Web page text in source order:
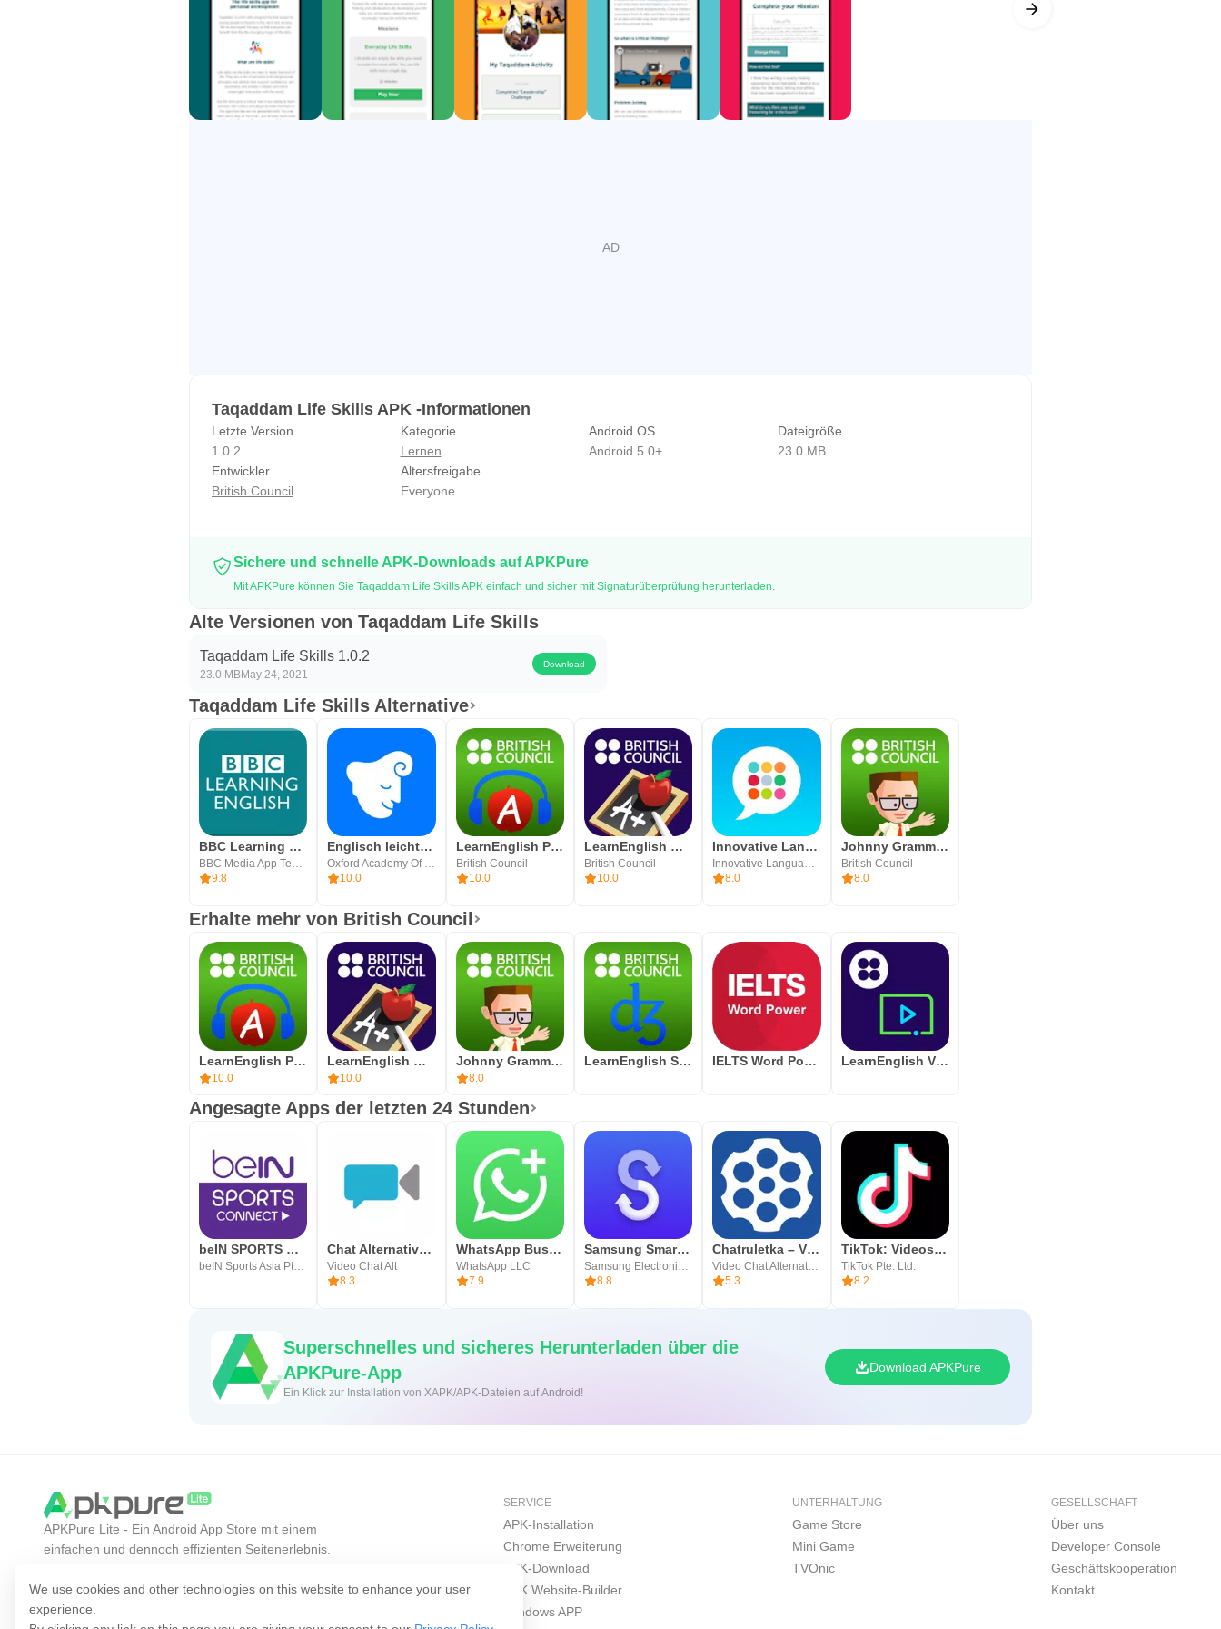
der ganzen Welt zu verbessern, die sich für ihre Zukunft qualifizieren möchten.
Taqaddam Life Skills APK -Informationen
Letzte Version
1.0.2
Kategorie
Lernen
Android OS
Android 5.0+
Dateigröße
23.0 MB
Entwickler
British Council
Altersfreigabe
Everyone
Sichere und schnelle APK-Downloads auf APKPure
Mit APKPure können Sie Taqaddam Life Skills APK einfach und sicher mit Signaturüberprüfung herunterladen.
Alte Versionen von Taqaddam Life Skills
Taqaddam Life Skills 1.0.2
23.0 MBMay 24, 2021
Download
Taqaddam Life Skills Alternative
BBC Learning English
BBC Media App Technologies
9.8
Englisch leicht lernen-iStoria
Oxford Academy Of Languages, Inc
10.0
LearnEnglish Podcasts
British Council
10.0
LearnEnglish Grammar
British Council
10.0
Innovative Language Learning
Innovative Language Learning USA, LLC
8.0
Johnny Grammar Word Challenge
British Council
8.0
Erhalte mehr von British Council
LearnEnglish Podcasts
10.0
LearnEnglish Grammar
10.0
Johnny Grammar Word Challenge
8.0
LearnEnglish Sounds Right IELTS Word Power LearnEnglish Videos
Angesagte Apps der letzten 24 Stunden
beIN SPORTS CONNECT (TV)
beIN Sports Asia Pte Limited
Chat Alternative — android app
Video Chat Alt
8.3
WhatsApp Business
WhatsApp LLC
7.9
Samsung Smart Switch Mobile
Samsung Electronics Co., Ltd.
8.8
Chatruletka – Video Chat
Video Chat Alternative
5.3
TikTok: Videos, Lives & Musik
TikTok Pte. Ltd.
8.2
Superschnelles und sicheres Herunterladen über die
APKPure-App
Ein Klick zur Installation von XAPK/APK-Dateien auf Android!
Download APKPure
We use cookies and other technologies on this website to enhance your user
experience.
APKPure Lite - Ein Android App Store mit einem
einfachen und dennoch effizienten Seitenerlebnis.
schneller und sicherer.
SERVICE
APK-Installation
Chrome Erweiterung
APK-Download
APK Website-Builder
Windows APP
UNTERHALTUNG
Game Store
Mini Game
TVOnic
GESELLSCHAFT
Über uns
Developer Console
Geschäftskooperation
Kontakt